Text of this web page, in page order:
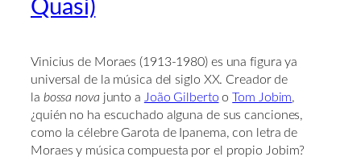
Quasi)
Vinicius de Moraes (1913-1980) es una figura ya
universal de la música del siglo XX. Creador de
la bossa nova junto a João Gilberto oTom Jobim,
¿quién no ha escuchado alguna de sus canciones,
como la célebre Garota de Ipanema, con letra de
Moraes y música compuesta por el propio Jobim?